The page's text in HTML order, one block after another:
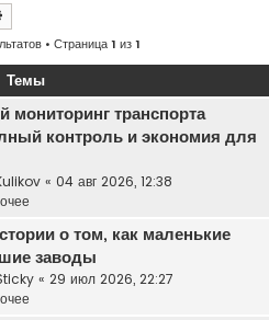
• Страница1 из1
Темы
транспорта
контроль и экономия для
« 04 авг 2026, 12:38
о том, как маленькие
заводы
« 29 июл 2026, 22:27